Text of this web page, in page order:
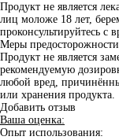
Продукт не является
лиц моложе 18 лет,
проконсультируйтесь с
Меры
Продукт не является
рекомендуемую
любой вред,
или хранения продукта.
Добавить отзыв
Ваша оценка:
Опыт использования: